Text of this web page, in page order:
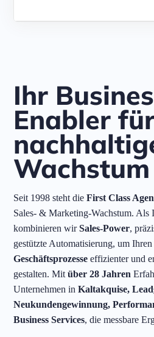
Ihr
Enabler
Wachstum
Seit 1998 steht dieFirst Class
Sales- & Marketing-Wachstum.
kombinieren wirSales-Power,
gestützte Automatisierung, um
Geschäftsprozesse effizienter und
gestalten. Mitüber 28 Jahren
Unternehmen inKaltakquise,
Neukundengewinnung,
Business Services, die messbare